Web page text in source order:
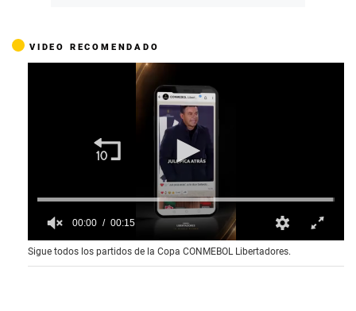
VIDEO RECOMENDADO
0
o
f
00:00 00:15
Sigue todos los partidos de la Copa CONMEBOL Libertadores.